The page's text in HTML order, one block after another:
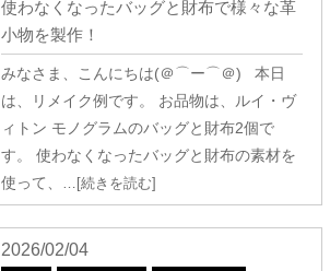
使わなくなったバッグと財布で様々な革
小物を製作！
みなさま、こんにちは(＠⌒ー⌒＠) 本日
は、リメイク例です。 お品物は、ルイ・ヴ
ィトン モノグラムのバッグと財布2個で
す。 使わなくなったバッグと財布の素材を
使って、 …[続きを読む]
2026/02/04